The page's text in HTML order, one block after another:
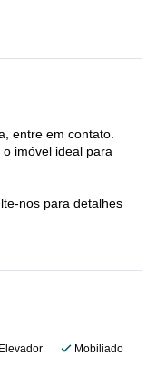
entre em contato.
imóvel ideal para
nos para detalhes
Elevador Mobiliado